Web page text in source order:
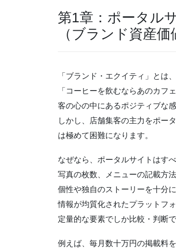
第1章：ポータル
（ブランド資産
「ブランド・エクイティ」とは
「コーヒーを飲むならあのカフ
客の心の中にあるポジティブな
しかし、店舗集客の主力をポー
は極めて困難になります。
なぜなら、ポータルサイトはす
写真の枚数、メニューの記載方
個性や独自のストーリーを十分
情報が均質化されたプラットフ
定量的な要素でしか比較・判断
例えば、毎月数十万円の掲載料